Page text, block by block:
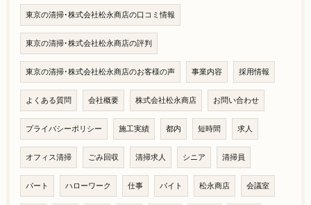
東京の清掃･株式会社松永商店の口コミ情報
東京の清掃･株式会社松永商店の評判
東京の清掃･株式会社松永商店のお客様の声 事業内容 採用情報
よくある質問 会社概要 株式会社松永商店 お問い合わせ
プライバシーポリシー 施工実績 都内 短時間 求人
オフィス清掃 ごみ回収 清掃求人 シニア 清掃員
パート ハローワーク 仕事 バイト 松永商店 会議室